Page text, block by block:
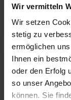
Wir vermitteln
Wir setzen
stetig zu
ermöglichen
Ihnen ein
oder den Erfolg
so unser
können. Sie
WEITERLESEN
„Der
verlieren“ -